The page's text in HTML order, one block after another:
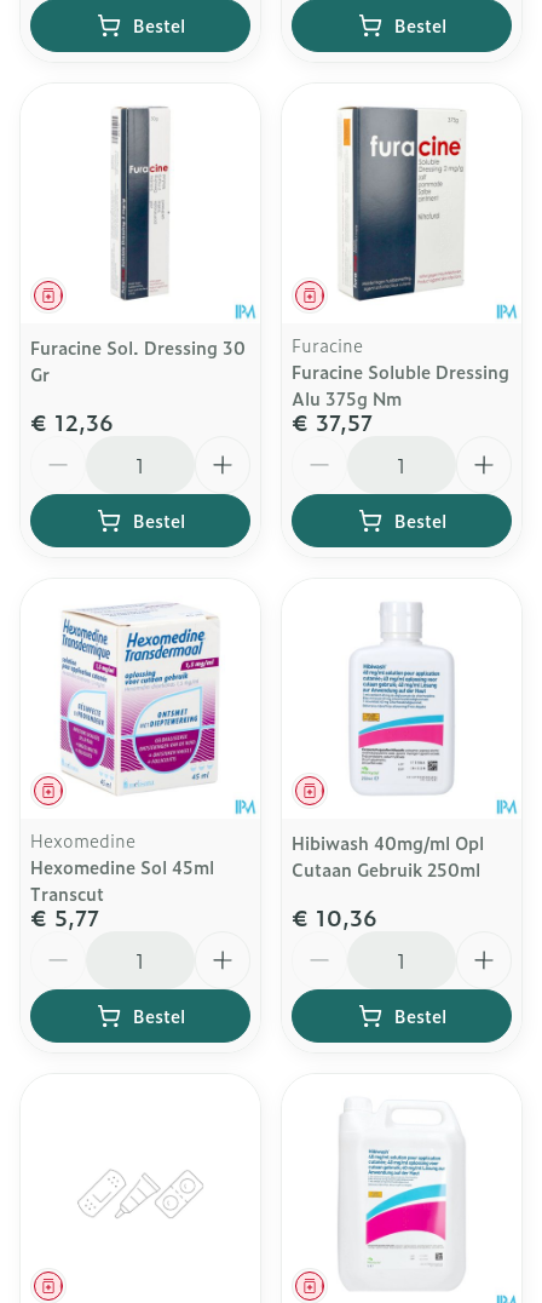
Bestel Bestel
Geneesmiddel
Furacine Sol. Dressing 30
Gr
€ 12,36
Bestel
Geneesmiddel
Furacine
Furacine Soluble Dressing
Alu 375g Nm
€ 37,57
Bestel
Geneesmiddel
Hexomedine
Hexomedine Sol 45ml
Transcut
€ 5,77
Bestel
Geneesmiddel
Hibiwash 40mg/ml Opl
Cutaan Gebruik 250ml
€ 10,36
Bestel
Geneesmiddel Geneesmiddel